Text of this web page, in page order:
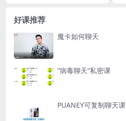
好课推荐
魔卡如何聊天
”病毒聊天“私密课
PUANEY可复制聊天课